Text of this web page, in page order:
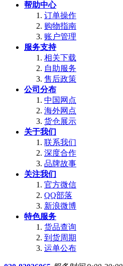
帮助中心
订单操作
购物指南
账户管理
服务支持
相关下载
自助服务
售后政策
公司分布
中国网点
海外网点
货仓展示
关于我们
联系我们
深度合作
品牌故事
关注我们
官方微信
QQ部落
新浪微博
特色服务
货品查询
到货周期
运单公布